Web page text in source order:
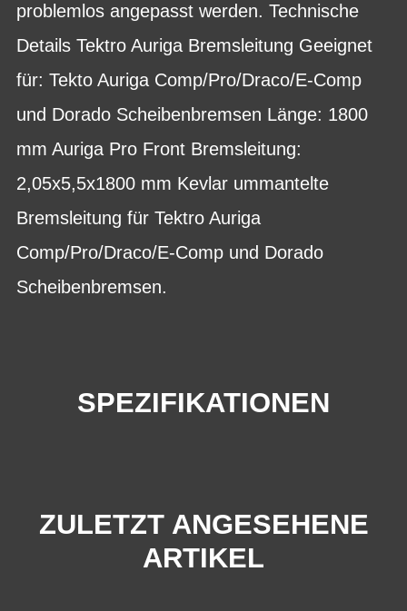
problemlos angepasst werden. Technische
Details Tektro Auriga Bremsleitung Geeignet
für: Tekto Auriga Comp/Pro/Draco/E-Comp
und Dorado Scheibenbremsen Länge: 1800
mm Auriga Pro Front Bremsleitung:
2,05x5,5x1800 mm Kevlar ummantelte
Bremsleitung für Tektro Auriga
Comp/Pro/Draco/E-Comp und Dorado
Scheibenbremsen.
SPEZIFIKATIONEN
ZULETZT ANGESEHENE
ARTIKEL